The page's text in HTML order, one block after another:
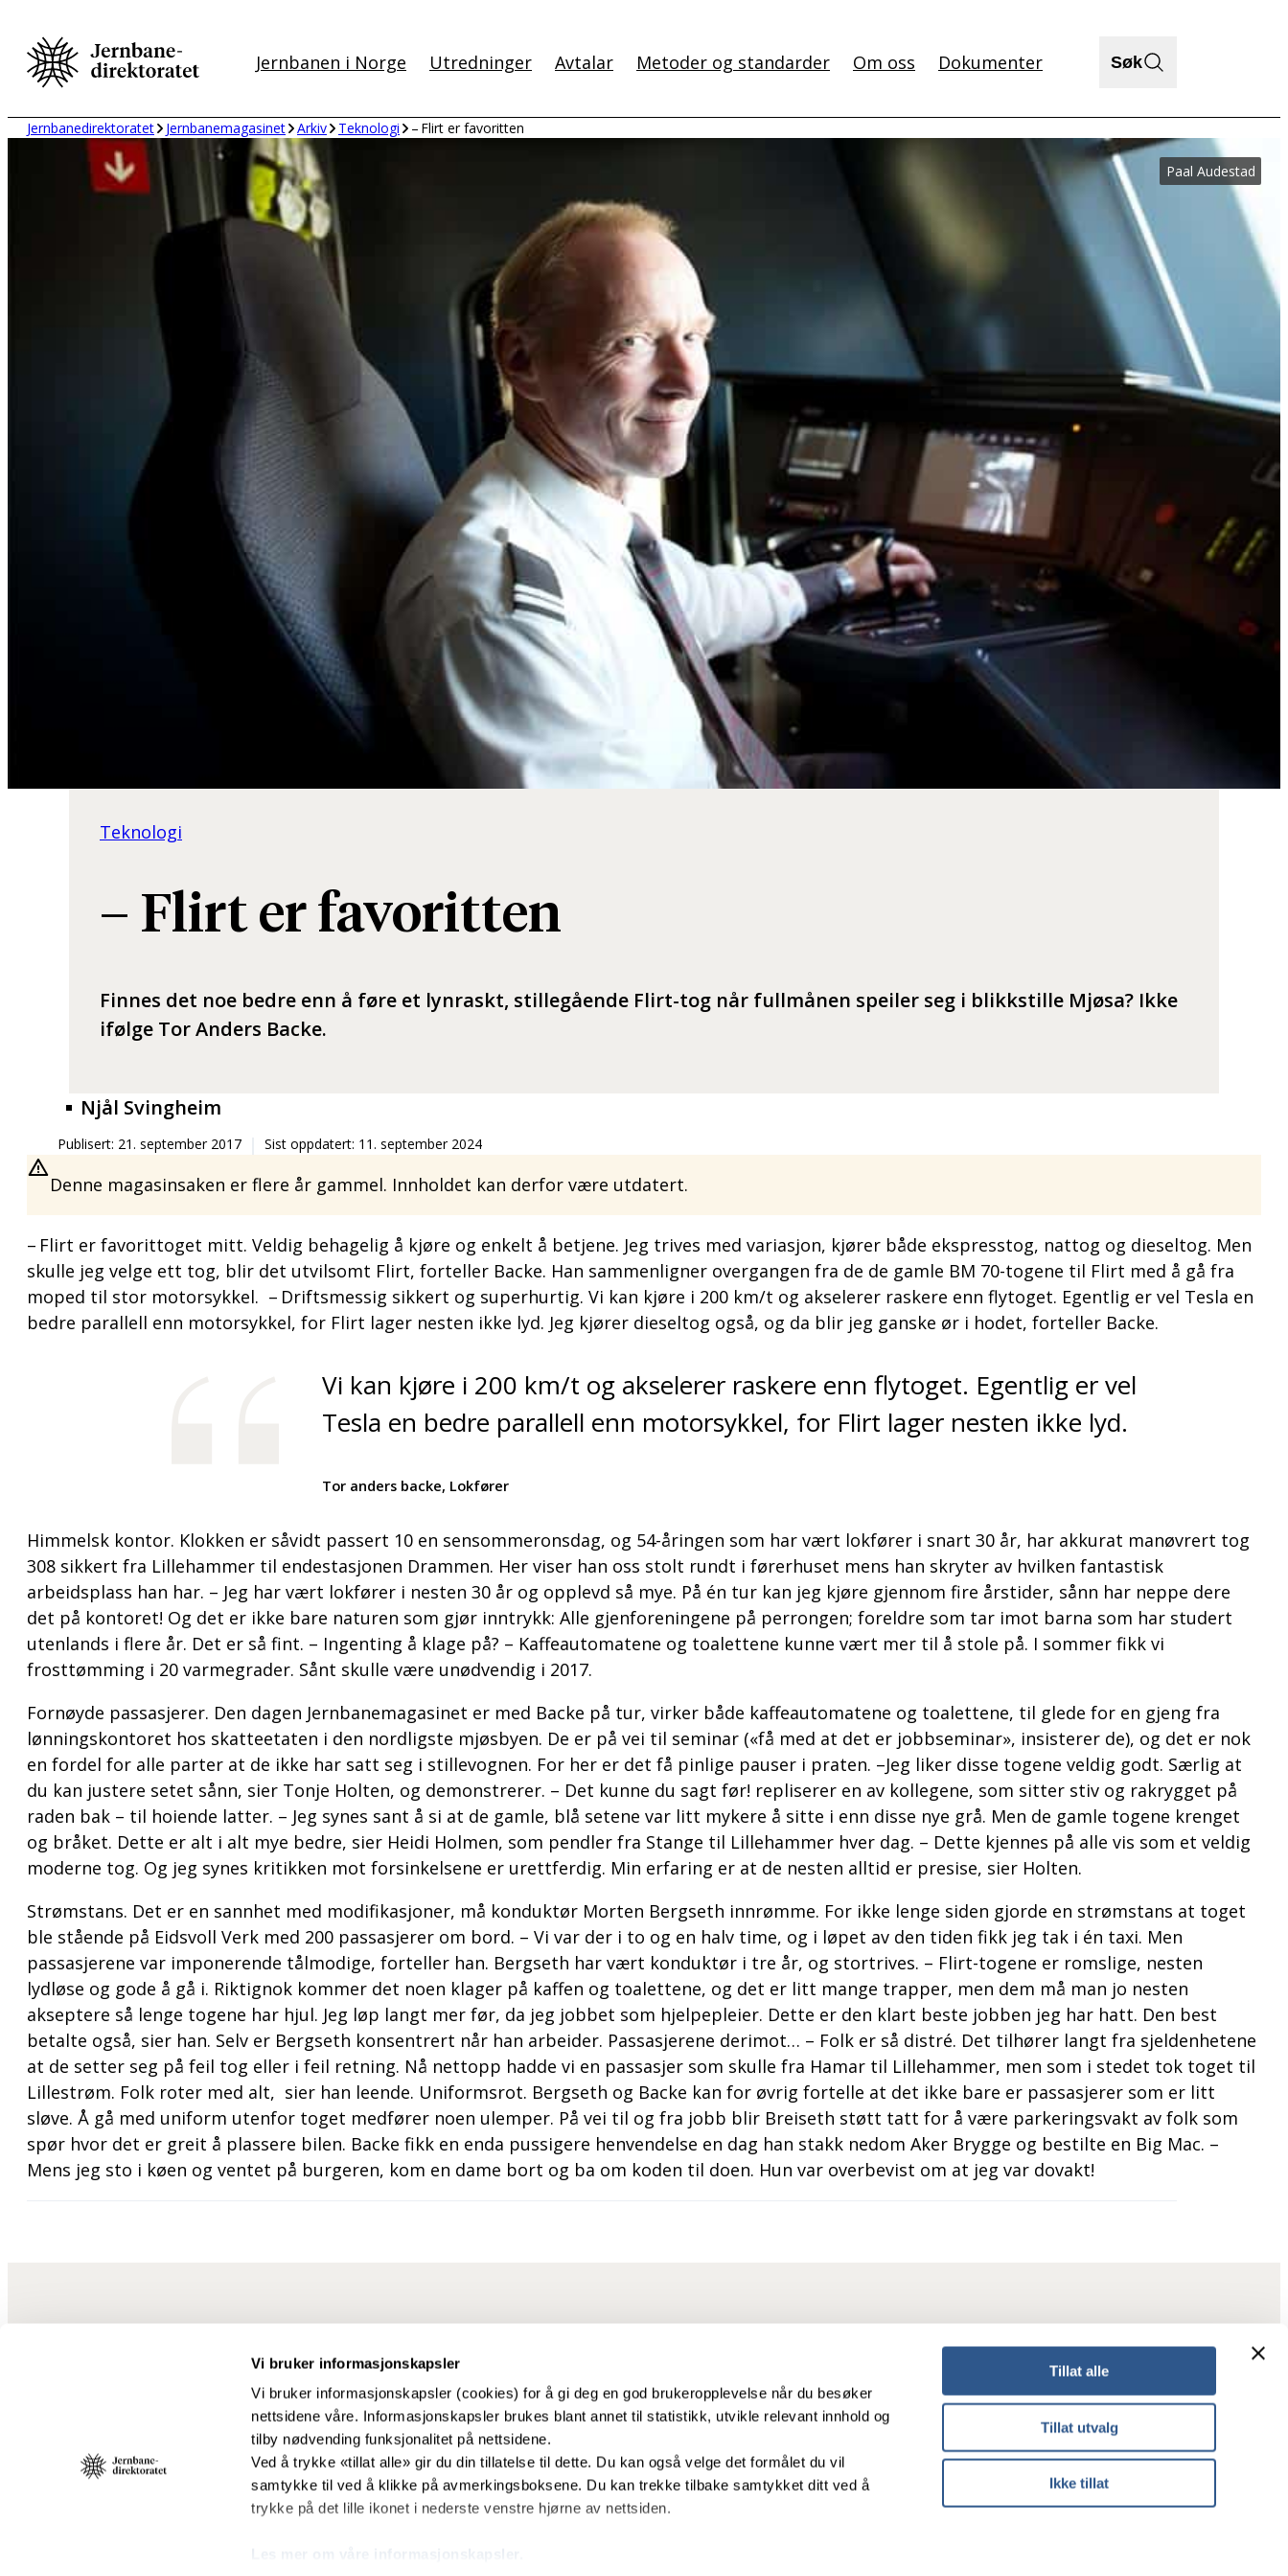
Vi bruker informasjonskapsler
Vi bruker informasjonskapsler (cookies) for å gi deg en god brukeropplevelse når du besøker
nettsidene våre. Informasjonskapsler brukes blant annet til statistikk, utvikle relevant innhold og
tilby nødvending funksjonalitet på nettsidene.
Ved å trykke «tillat alle» gir du din tillatelse til dette. Du kan også velge det formålet du vil
samtykke til ved å klikke på avmerkingsboksene. Du kan trekke tilbake samtykket ditt ved å
trykke på det lille ikonet i nederste venstre hjørne av nettsiden.
Tillat alle
Tillat utvalg
Ikke tillat
innhold
Jernbanen i Norge Utredninger Avtalar Metoder og standarder Om oss Dokumenter Søk
Jernbanedirektoratet Jernbanemagasinet Arkiv Teknologi – Flirt er favoritten
Teknologi
– Flirt er favoritten
Finnes det noe bedre enn å føre et lynraskt, stillegående Flirt-tog når fullmånen speiler seg i blikkstille Mjøsa? Ikke
ifølge Tor Anders Backe.
Paal Audestad
Njål Svingheim
Publisert: 21. september 2017 Sist oppdatert: 11. september 2024
Denne magasinsaken er flere år gammel. Innholdet kan derfor være utdatert.
– Flirt er favorittoget mitt. Veldig behagelig å kjøre og enkelt å betjene. Jeg trives med variasjon, kjører både ekspresstog, nattog og dieseltog. Men
skulle jeg velge ett tog, blir det utvilsomt Flirt, forteller Backe. Han sammenligner overgangen fra de de gamle BM 70-togene til Flirt med å gå fra
moped til stor motorsykkel. – Driftsmessig sikkert og superhurtig. Vi kan kjøre i 200 km/t og akselerer raskere enn flytoget. Egentlig er vel Tesla en
bedre parallell enn motorsykkel, for Flirt lager nesten ikke lyd. Jeg kjører dieseltog også, og da blir jeg ganske ør i hodet, forteller Backe.
Vi kan kjøre i 200 km/t og akselerer raskere enn flytoget. Egentlig er vel
Tesla en bedre parallell enn motorsykkel, for Flirt lager nesten ikke lyd.
Tor anders backe, Lokfører
Himmelsk kontor. Klokken er såvidt passert 10 en sensommeronsdag, og 54-åringen som har vært lokfører i snart 30 år, har akkurat manøvrert tog
308 sikkert fra Lillehammer til endestasjonen Drammen. Her viser han oss stolt rundt i førerhuset mens han skryter av hvilken fantastisk
arbeidsplass han har. – Jeg har vært lokfører i nesten 30 år og opplevd så mye. På én tur kan jeg kjøre gjennom fire årstider, sånn har neppe dere
det på kontoret! Og det er ikke bare naturen som gjør inntrykk: Alle gjenforeningene på perrongen; foreldre som tar imot barna som har studert
utenlands i flere år. Det er så fint. – Ingenting å klage på? – Kaffeautomatene og toalettene kunne vært mer til å stole på. I sommer fikk vi
frosttømming i 20 varmegrader. Sånt skulle være unødvendig i 2017.
Fornøyde passasjerer. Den dagen Jernbanemagasinet er med Backe på tur, virker både kaffeautomatene og toalettene, til glede for en gjeng fra
lønningskontoret hos skatteetaten i den nordligste mjøsbyen. De er på vei til seminar («få med at det er jobbseminar», insisterer de), og det er nok
en fordel for alle parter at de ikke har satt seg i stillevognen. For her er det få pinlige pauser i praten. –Jeg liker disse togene veldig godt. Særlig at
du kan justere setet sånn, sier Tonje Holten, og demonstrerer. – Det kunne du sagt før! repliserer en av kollegene, som sitter stiv og rakrygget på
raden bak – til hoiende latter. – Jeg synes sant å si at de gamle, blå setene var litt mykere å sitte i enn disse nye grå. Men de gamle togene krenget
og bråket. Dette er alt i alt mye bedre, sier Heidi Holmen, som pendler fra Stange til Lillehammer hver dag. – Dette kjennes på alle vis som et veldig
moderne tog. Og jeg synes kritikken mot forsinkelsene er urettferdig. Min erfaring er at de nesten alltid er presise, sier Holten.
Strømstans. Det er en sannhet med modifikasjoner, må konduktør Morten Bergseth innrømme. For ikke lenge siden gjorde en strømstans at toget
ble stående på Eidsvoll Verk med 200 passasjerer om bord. – Vi var der i to og en halv time, og i løpet av den tiden fikk jeg tak i én taxi. Men
passasjerene var imponerende tålmodige, forteller han. Bergseth har vært konduktør i tre år, og stortrives. – Flirt-togene er romslige, nesten
lydløse og gode å gå i. Riktignok kommer det noen klager på kaffen og toalettene, og det er litt mange trapper, men dem må man jo nesten
akseptere så lenge togene har hjul. Jeg løp langt mer før, da jeg jobbet som hjelpepleier. Dette er den klart beste jobben jeg har hatt. Den best
betalte også, sier han. Selv er Bergseth konsentrert når han arbeider. Passasjerene derimot… – Folk er så distré. Det tilhører langt fra sjeldenhetene
at de setter seg på feil tog eller i feil retning. Nå nettopp hadde vi en passasjer som skulle fra Hamar til Lillehammer, men som i stedet tok toget til
Lillestrøm. Folk roter med alt, sier han leende. Uniformsrot. Bergseth og Backe kan for øvrig fortelle at det ikke bare er passasjerer som er litt
sløve. Å gå med uniform utenfor toget medfører noen ulemper. På vei til og fra jobb blir Breiseth støtt tatt for å være parkeringsvakt av folk som
spør hvor det er greit å plassere bilen. Backe fikk en enda pussigere henvendelse en dag han stakk nedom Aker Brygge og bestilte en Big Mac. –
Mens jeg sto i køen og ventet på burgeren, kom en dame bort og ba om koden til doen. Hun var overbevist om at jeg var dovakt!
Jernbanedirektoratet skal sørge for at jernbanesektoren blir drevet effektivt, sikkert
og miljøvennlig til beste for de reisende, godstransporten og samfunnet.
Organisasjonsnummer: 916 810 962
Ledige stillingar
Kontakt oss
Personvern
Informasjonskapsler